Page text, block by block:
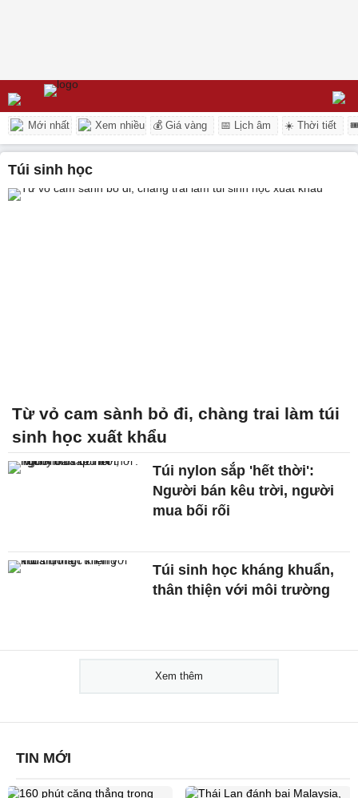
Mới nhất Xem nhiều 💰 Giá vàng 📅 Lịch âm ☀️ Thời tiết
túi sinh học
Từ vỏ cam sành bỏ đi, chàng trai làm túi
sinh học xuất khẩu
Túi nylon sắp 'hết thời':
Người bán kêu trời, người
mua bối rối
Túi sinh học kháng khuẩn,
thân thiện với môi trường
Xem thêm
TIN MỚI